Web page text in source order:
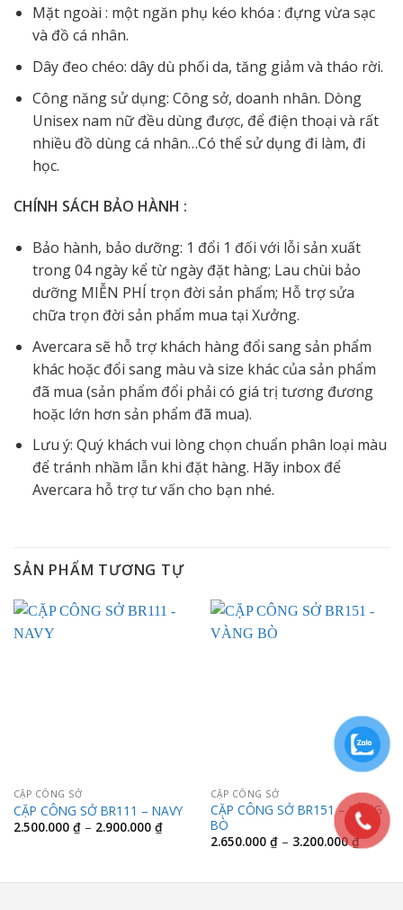
Mặt ngoài : một ngăn phụ kéo khóa : đựng vừa sạc
và đồ cá nhân.
Dây đeo chéo: dây dù phối da, tăng giảm và tháo rời.
Công năng sử dụng: Công sở, doanh nhân. Dòng
Unisex nam nữ đều dùng được, để điện thoại và rất
nhiều đồ dùng cá nhân…Có thể sử dụng đi làm, đi
học.
CHÍNH SÁCH BẢO HÀNH :
Bảo hành, bảo dưỡng: 1 đổi 1 đối với lỗi sản xuất
trong 04 ngày kể từ ngày đặt hàng; Lau chùi bảo
dưỡng MIỄN PHÍ trọn đời sản phẩm; Hỗ trợ sửa
chữa trọn đời sản phẩm mua tại Xưởng.
Avercara sẽ hỗ trợ khách hàng đổi sang sản phẩm
khác hoặc đổi sang màu và size khác của sản phẩm
đã mua (sản phẩm đổi phải có giá trị tương đương
hoặc lớn hơn sản phẩm đã mua).
Lưu ý: Quý khách vui lòng chọn chuẩn phân loại màu
để tránh nhầm lẫn khi đặt hàng. Hãy inbox để
Avercara hỗ trợ tư vấn cho bạn nhé.
SẢN PHẨM TƯƠNG TỰ
CẶP CÔNG SỞ
CẶP CÔNG SỞ BR111 – NAVY
2.500.000 ₫ – 2.900.000 ₫Khoảng
giá:
2.900.000 ₫
CẶP CÔNG SỞ
CẶP CÔNG SỞ BR151 – VÀNG
BÒ
2.650.000 ₫ – 3.200.000₫Khoảng
giá:
đến